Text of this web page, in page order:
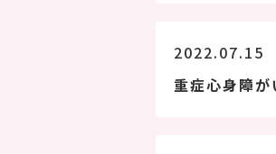
2022.07.15
重症心身障